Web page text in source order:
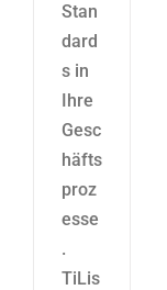
Stan
dard
s in
Ihre
Gesc
häfts
proz
esse
.
TiLis